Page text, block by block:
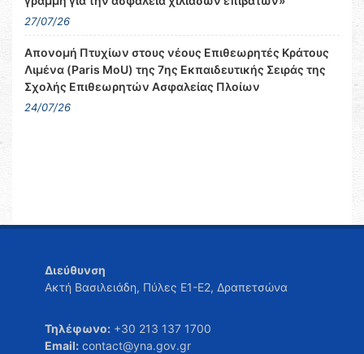
27/07/26
Απονομή Πτυχίων στους νέους Επιθεωρητές Κράτους
Λιμένα (Paris MoU) της 7ης Εκπαιδευτικής Σειράς της
Σχολής Επιθεωρητών Ασφαλείας Πλοίων
24/07/26
Διεύθυνση
Ακτή Βασιλειάδη, Πύλες Ε1-Ε2, Δραπετσώνα
Τηλέφωνο: +30 213 137 1700
Email: contact@yna.gov.gr